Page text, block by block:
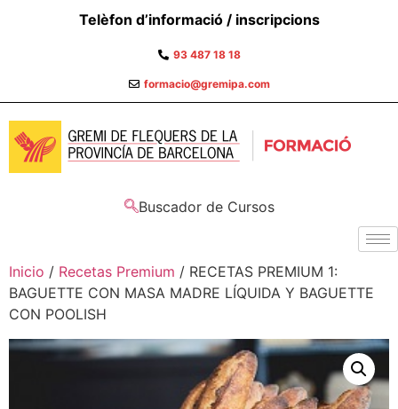
Telèfon d’informació / inscripcions
93 487 18 18
formacio@gremipa.com
Buscador de Cursos
Inicio / Recetas Premium / RECETAS PREMIUM 1:
BAGUETTE CON MASA MADRE LÍQUIDA Y BAGUETTE
CON POOLISH